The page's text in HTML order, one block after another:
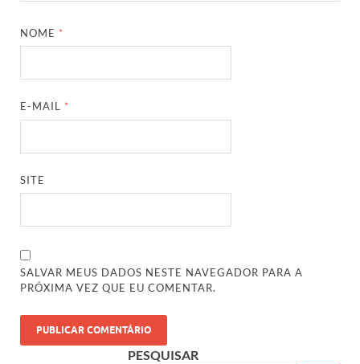
NOME *
E-MAIL *
SITE
SALVAR MEUS DADOS NESTE NAVEGADOR PARA A
PRÓXIMA VEZ QUE EU COMENTAR.
PESQUISAR